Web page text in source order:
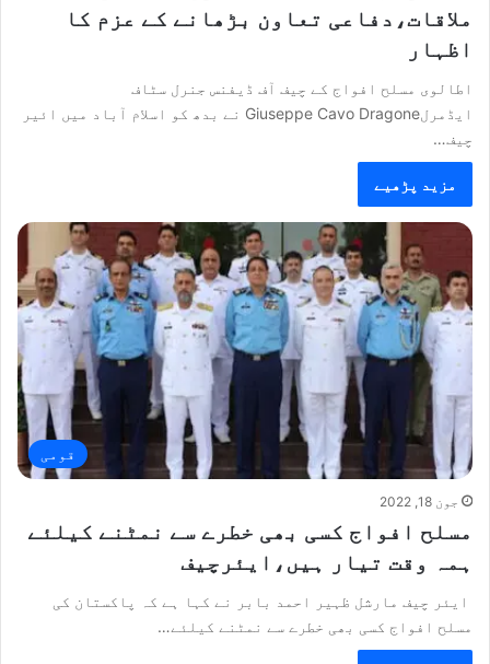
ملاقات،دفاعی تعاون بڑھانے کے عزم کا
اظہار
اطالوی مسلح افواج کے چیف آف ڈیفنس جنرل سٹاف
ایڈمرلGiuseppe Cavo Dragone نے بدھ کو اسلام آباد میں ائیر
چیف…
مزید پڑھیے
قومی
جون 18, 2022
مسلح افواج کسی بھی خطرے سے نمٹنے کیلئے
ہمہ وقت تیار ہیں،ایئرچیف
ایئر چیف مارشل ظہیر احمد بابر نے کہا ہے کہ پاکستان کی
مسلح افواج کسی بھی خطرے سے نمٹنے کیلئے…